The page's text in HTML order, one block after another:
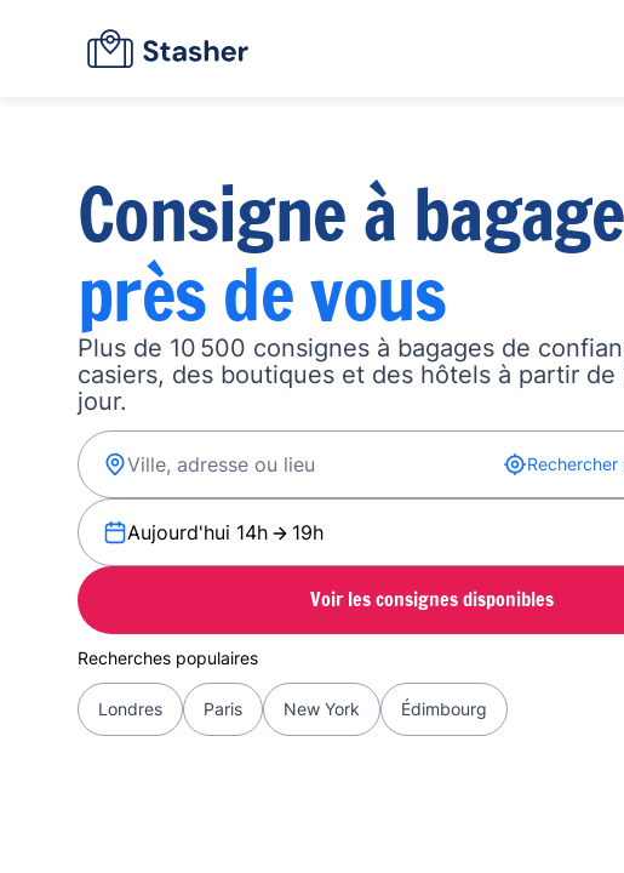
Consigne à
près de vous
Plus de 10 500 consignes à bagages de
casiers, des boutiques et des hôtels à partir de
jour.
Aujourd'hui 14h 19h
Voir les consignes disponibles
Recherches populaires
Londres Paris New York Édimbourg